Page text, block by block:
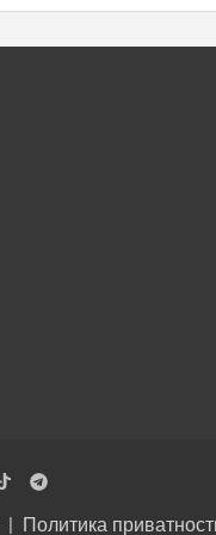
Политика